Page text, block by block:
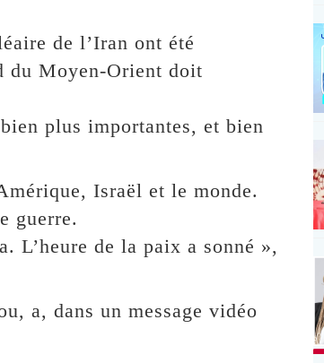
de l’Iran ont été
du Moyen-Orient doit
plus importantes, et bien
Israël et le monde.
guerre.
L’heure de la paix a sonné »,
a, dans un message vidéo